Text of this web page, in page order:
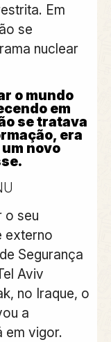
Em
se
nuclear
o mundo
em
se tratava
era
novo
o seu
externo
Segurança
Aviv
no Iraque, o
a
em vigor.